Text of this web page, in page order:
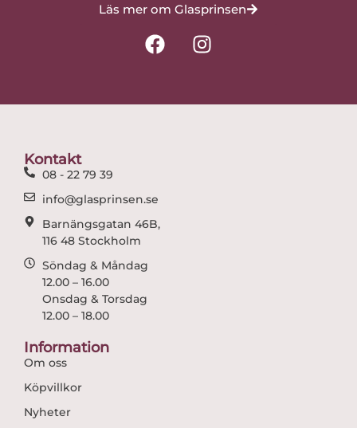
Läs mer om Glasprinsen
F
a
I
n
Kontakt
08 - 22 79 39
info@glasprinsen.se
Barnängsgatan 46B,
116 48 Stockholm
Söndag & Måndag
12.00 – 16.00
Onsdag & Torsdag
12.00 – 18.00
Information
Om oss
Köpvillkor
Nyheter